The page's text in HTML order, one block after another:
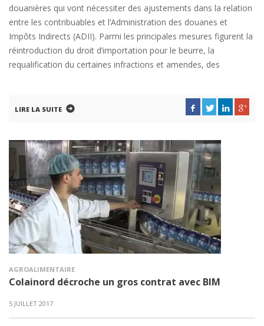
douanières qui vont nécessiter des ajustements dans la relation
entre les contribuables et l’Administration des douanes et
Impôts Indirects (ADII). Parmi les principales mesures figurent la
réintroduction du droit d’importation pour le beurre, la
requalification du certaines infractions et amendes, des
LIRE LA SUITE
AGROALIMENTAIRE
Colainord décroche un gros contrat avec BIM
5 JUILLET 2017